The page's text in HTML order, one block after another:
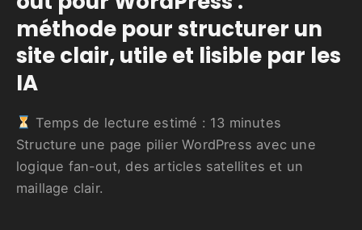
méthode pour structurer un
site clair, utile et lisible par les
IA
Temps de lecture estimé : 13 minutes
Structure une page pilier WordPress avec une
logique fan-out, des articles satellites et un
maillage clair.